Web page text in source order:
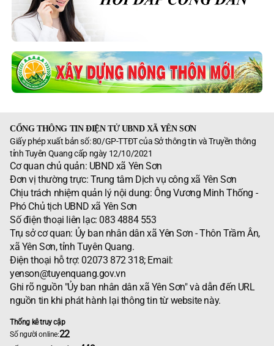
CỔNG THÔNG TIN ĐIỆN TỬ UBND XÃ YÊN SƠN
Giấy phép xuất bản số: 80/GP-TTĐT của Sở thông tin và Truyền thông
tỉnh Tuyên Quang cấp ngày 12/10/2021
Cơ quan chủ quản: UBND xã Yên Sơn
Đơn vị thường trực: Trung tâm Dịch vụ công xã Yên Sơn
Chịu trách nhiệm quản lý nội dung: Ông Vương Minh Thống -
Phó Chủ tịch UBND xã Yên Sơn
Số điện thoại liên lạc: 083 4884 553
Trụ sở cơ quan: Ủy ban nhân dân xã Yên Sơn - Thôn Trầm Ân,
xã Yên Sơn, tỉnh Tuyên Quang.
Điện thoại hỗ trợ: 02073 872 318; Email:
yenson@tuyenquang.gov.vn
Ghi rõ nguồn "Ủy ban nhân dân xã Yên Sơn" và dẫn đến URL
nguồn tin khi phát hành lại thông tin từ website này.
Thống kê truy cập
Số người online:22